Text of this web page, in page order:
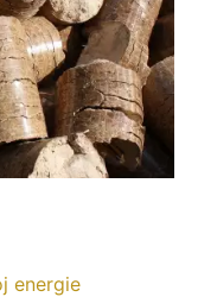
energie